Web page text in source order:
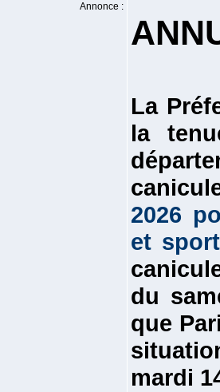
Annonce :
La
la
2026
et
du
que
mardi